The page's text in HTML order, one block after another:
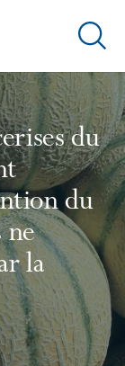
Ouvrir
de
du
du
ne
la